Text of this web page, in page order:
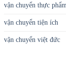
vận chuyển thực
vận chuyển tiện ích
vận chuyển việt đức